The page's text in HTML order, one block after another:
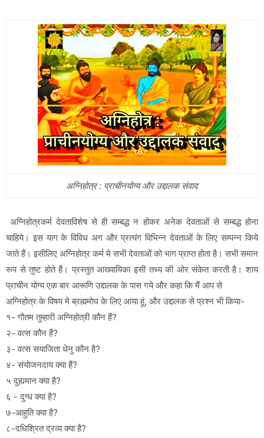
अग्निहोत्र : प्राचीनयोग्य और उद्दालक संवाद
अग्निहोत्रकर्म देवताविशेष से ही सम्बद्ध न होकर अनेक देवताओं से सम्बद्ध होना
चाहिये। इस याग के विविध अग और प्रत्यंग विभिन्न देवताओं के लिए सम्पन्न किये
जाते हैं। इसीलिए अग्निहोत्र कर्म मे सभी देवताओं को भाग प्राप्त होता है। सभी समान
रूप से तुष्ट होते हैं। प्रस्तुत आख्यायिका इसी तथ्य की ओर संकेत करती है। शाय
प्राचीन योग्य एक बार आरूणि उद्दालक के पास गये और कहा कि मैं आप से
अग्निहोत्र के विषय मे ब्रह्ममोघ के लिए आया हूं, और उद्दालक से प्रश्न भी किया-
१- गौतम तुम्हारी अग्निहोत्री कौन हैं?
२- वत्स कौन हैं?
३- वत्स सयाजिता धेनु कौन है?
४- संयोजनदाय क्या हैं?
५ दुह्यमान क्या है?
६ - दुग्ध क्या है?
७-आहुति क्या है?
८-दधिश्रित द्रव्य क्या है?